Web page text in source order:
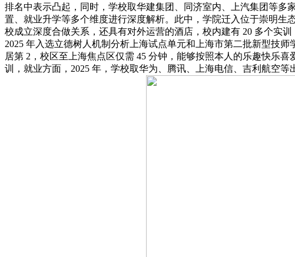
排名中表示凸起，同时，学校取华建集团、同济室内、上汽集团等
置、就业升学等多个维度进行深度解析。此中，学院迁入位于崇明
校成立深度合做关系，还具有对外运营的酒店，校内建有 20 多个实
2025 年入选立德树人机制分析上海试点单元和上海市第二批新型技
居第 2，校区至上海焦点区仅需 45 分钟，能够按照本人的乐趣快乐
训，就业方面，2025 年，学校取华为、腾讯、上海电信、吉利航空